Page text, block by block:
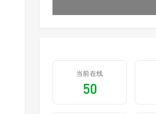
当前在线
50